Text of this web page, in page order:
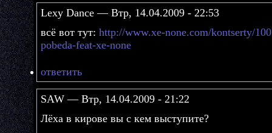
Lexy Dance — Втр, 14.04.2009 - 22:53
всё вот тут: http://www.xe-none.com/kontserty/
pobeda-feat-xe-none
ответить
SAW — Втр, 14.04.2009 - 21:22
Лёха в кирове вы с кем выступите?